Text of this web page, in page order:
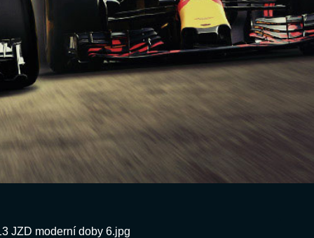
JZD moderní doby 6.jpg